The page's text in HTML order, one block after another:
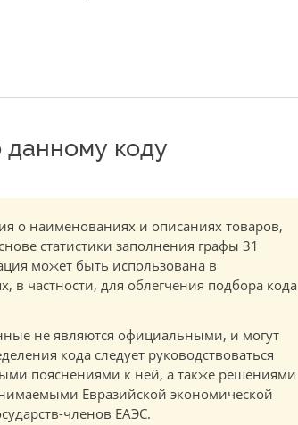
коду
о наименованиях и описаниях товаров,
статистики заполнения графы 31
может быть использована в
в частности, для облегчения подбора кода
не являются официальными, и могут
кода следует руководствоваться
пояснениями к ней, а также решениями
Евразийской экономической
членов ЕАЭС.